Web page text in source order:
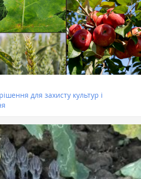
для захисту культур і